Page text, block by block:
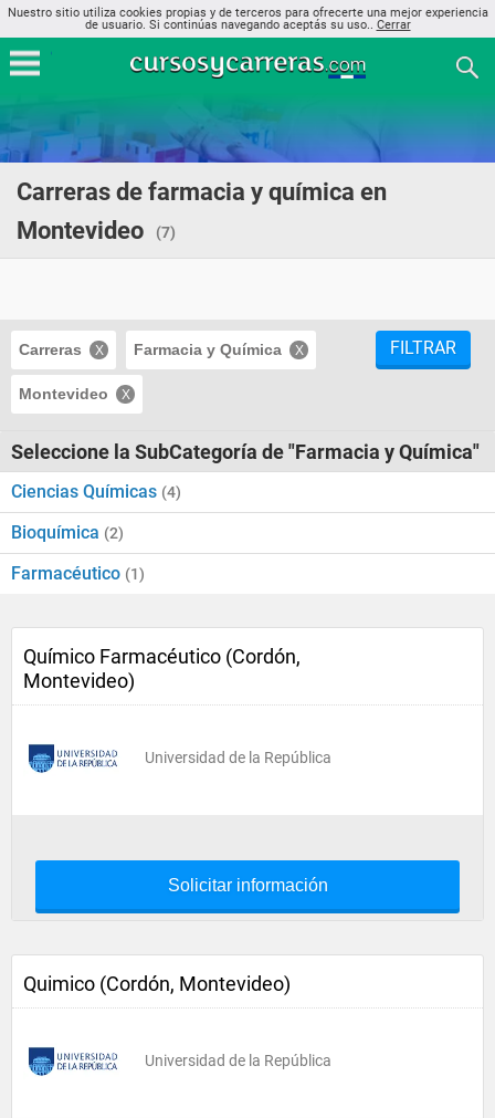
Nuestro sitio utiliza cookies propias y de terceros para ofrecerte una mejor experiencia
de usuario. Si continúas navegando aceptás su uso.. Cerrar
Carreras de farmacia y química en
Montevideo
(7)
Carreras Farmacia y Química
Montevideo
FILTRAR
Seleccione la SubCategoría de "Farmacia y Química"
Ciencias Químicas (4)
Bioquímica (2)
Farmacéutico (1)
Químico Farmacéutico (Cordón,
Montevideo)
Universidad de la República
Solicitar información
Quimico (Cordón, Montevideo)
Universidad de la República